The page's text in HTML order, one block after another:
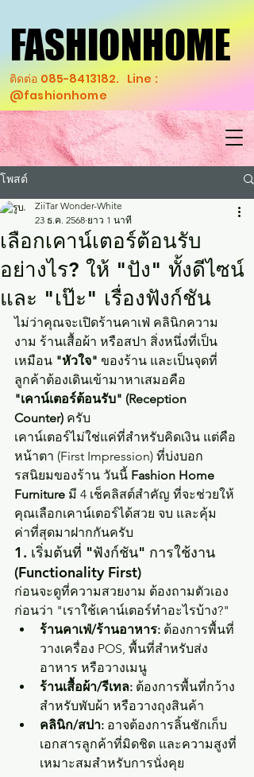
FASHIONHOME
FASHIONHOME
ติดต่อ 085-8413182. Line :
@fashionhome
โพสต์
เลือกเคาน์เตอร์ต้อนรับ
อย่างไร? ให้ "ปัง" ทั้งดีไซน์
และ "เป๊ะ" เรื่องฟังก์ชัน
ZiiTar Wonder-White
23 ธ.ค. 2568 ยาว 1 นาที
ไม่ว่าคุณจะเปิดร้านคาเฟ่ คลินิกความ
งาม ร้านเสื้อผ้า หรือสปา สิ่งหนึ่งที่เป็น
เหมือน "หัวใจ" ของร้าน และเป็นจุดที่
ลูกค้าต้องเดินเข้ามาหาเสมอคือ
"เคาน์เตอร์ต้อนรับ" (Reception
Counter) ครับ
เคาน์เตอร์ไม่ใช่แค่ที่สำหรับคิดเงิน แต่คือ
หน้าตา (First Impression) ที่บ่งบอก
รสนิยมของร้าน วันนี้ Fashion Home
Furniture มี 4 เช็คลิสต์สำคัญ ที่จะช่วยให้
คุณเลือกเคาน์เตอร์ได้สวย จบ และคุ้ม
ค่าที่สุดมาฝากกันครับ
1. เริ่มต้นที่ "ฟังก์ชัน" การใช้งาน
(Functionality First)
ก่อนจะดูที่ความสวยงาม ต้องถามตัวเอง
ก่อนว่า "เราใช้เคาน์เตอร์ทำอะไรบ้าง?"
ร้านคาเฟ่/ร้านอาหาร: ต้องการพื้นที่
วางเครื่อง POS, พื้นที่สำหรับส่ง
อาหาร หรือวางเมนู
ร้านเสื้อผ้า/รีเทล: ต้องการพื้นที่กว้าง
สำหรับพับผ้า หรือวางถุงสินค้า
คลินิก/สปา: อาจต้องการลิ้นชักเก็บ
เอกสารลูกค้าที่มิดชิด และความสูงที่
เหมาะสมสำหรับการนั่งคุย